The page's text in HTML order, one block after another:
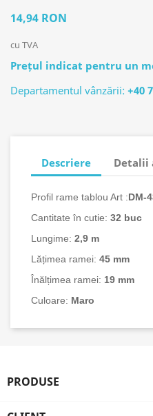
14,94 RON
cu TVA
Prețul indicat pentru un
Departamentul vânzării: +40
Descriere Detalii
Profil rame tablou Art :DM-
Cantitate în cutie: 32 buc
Lungime: 2,9 m
Lățimea ramei: 45 mm
Înălțimea ramei: 19 mm
Culoare: Maro
PRODUSE